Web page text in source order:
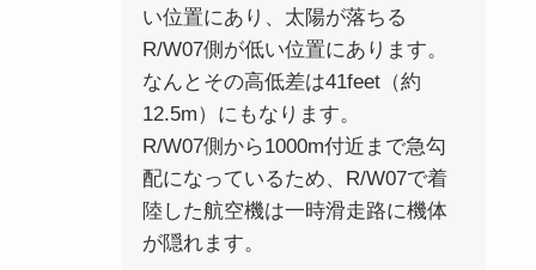
い位置にあり、太陽が落ちる
R/W07側が低い位置にあります。
なんとその高低差は41feet（約
12.5m）にもなります。
R/W07側から1000m付近まで急勾
配になっているため、R/W07で着
陸した航空機は一時滑走路に機体
が隠れます。